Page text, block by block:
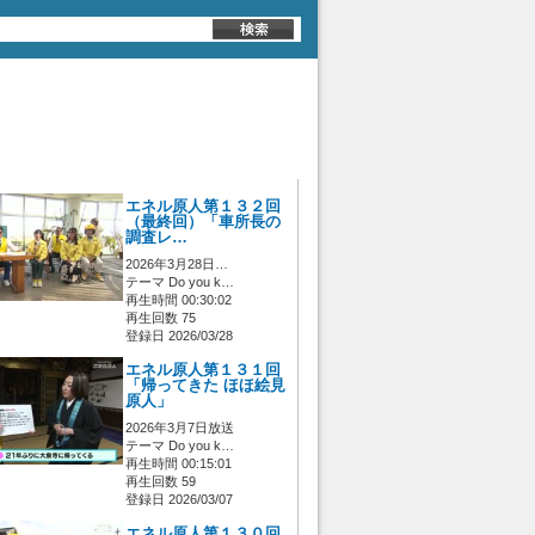
エネル原人第１３２回
（最終回）「車所長の
調査レ…
2026年3月28日…
テーマ Do you k…
再生時間 00:30:02
再生回数 75
登録日 2026/03/28
エネル原人第１３１回
「帰ってきた ほほ絵見
原人」
2026年3月7日放送
テーマ Do you k…
再生時間 00:15:01
再生回数 59
登録日 2026/03/07